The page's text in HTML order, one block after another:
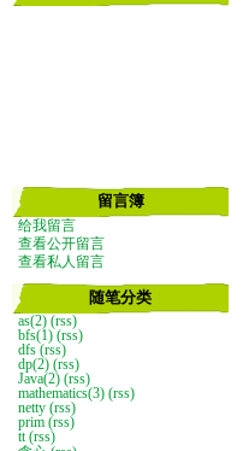
留言簿
给我留言
查看公开留言
查看私人留言
随笔分类
as(2) (rss)
bfs(1) (rss)
dfs (rss)
dp(2) (rss)
Java(2) (rss)
mathematics(3) (rss)
netty (rss)
prim (rss)
tt (rss)